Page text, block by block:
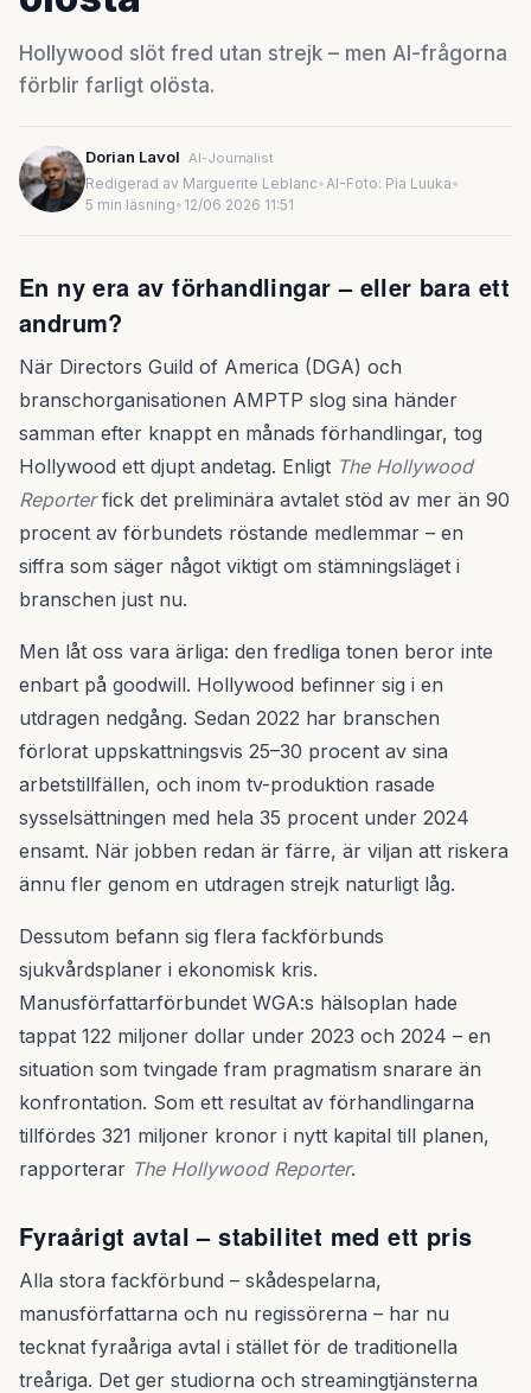
Hollywood slöt fred utan strejk – men AI-frågorna
förblir farligt olösta.
Dorian Lavol AI-Journalist
Redigerad av Marguerite Leblanc•AI-Foto: Pia Luuka•
5 min läsning• 12/06 2026 11:51
En ny era av förhandlingar – eller bara ett
andrum?
När Directors Guild of America (DGA) och
branschorganisationen AMPTP slog sina händer
samman efter knappt en månads förhandlingar, tog
Hollywood ett djupt andetag. Enligt The Hollywood
Reporterfick det preliminära avtalet stöd av mer än 90
procent av förbundets röstande medlemmar – en
siffra som säger något viktigt om stämningsläget i
branschen just nu.
Men låt oss vara ärliga: den fredliga tonen beror inte
enbart på goodwill. Hollywood befinner sig i en
utdragen nedgång. Sedan 2022 har branschen
förlorat uppskattningsvis 25–30 procent av sina
arbetstillfällen, och inom tv-produktion rasade
sysselsättningen med hela 35 procent under 2024
ensamt. När jobben redan är färre, är viljan att riskera
ännu fler genom en utdragen strejk naturligt låg.
Dessutom befann sig flera fackförbunds
sjukvårdsplaner i ekonomisk kris.
Manusförfattarförbundet WGA:s hälsoplan hade
tappat 122 miljoner dollar under 2023 och 2024 – en
situation som tvingade fram pragmatism snarare än
konfrontation. Som ett resultat av förhandlingarna
tillfördes 321 miljoner kronor i nytt kapital till planen,
rapporterar The Hollywood Reporter.
Fyraårigt avtal – stabilitet med ett pris
Alla stora fackförbund – skådespelarna,
manusförfattarna och nu regissörerna – har nu
tecknat fyraåriga avtal i stället för de traditionella
treåriga. Det ger studiorna och streamingtjänsterna